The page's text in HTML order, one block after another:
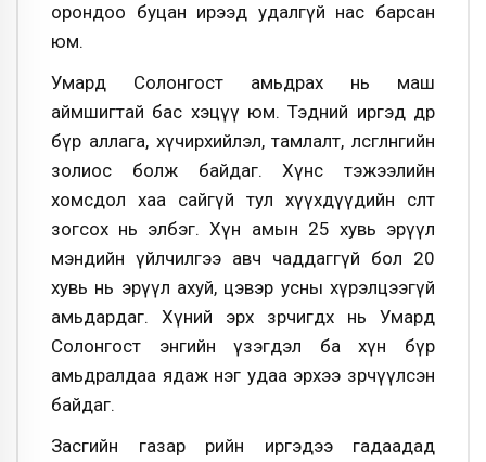
орондоо буцан ирээд удалгүй нас барсан
юм.
Умард Солонгост амьдрах нь маш
аймшигтай бас хэцүү юм. Тэдний иргэд өдөр
бүр аллага, хүчирхийлэл, тамлалт, өлсгөлөнгийн
золиос болж байдаг. Хүнс тэжээлийн
хомсдол хаа сайгүй тул хүүхдүүдийн өсөлт
зогсох нь элбэг. Хүн амын 25 хувь эрүүл
мэндийн үйлчилгээ авч чаддаггүй бол 20
хувь нь эрүүл ахуй, цэвэр усны хүрэлцээгүй
амьдардаг. Хүний эрх зөрчигдөх нь Умард
Солонгост энгийн үзэгдэл ба хүн бүр
амьдралдаа ядаж нэг удаа эрхээ зөрчүүлсэн
байдаг.
Засгийн газар өөрийн иргэдээ гадаадад